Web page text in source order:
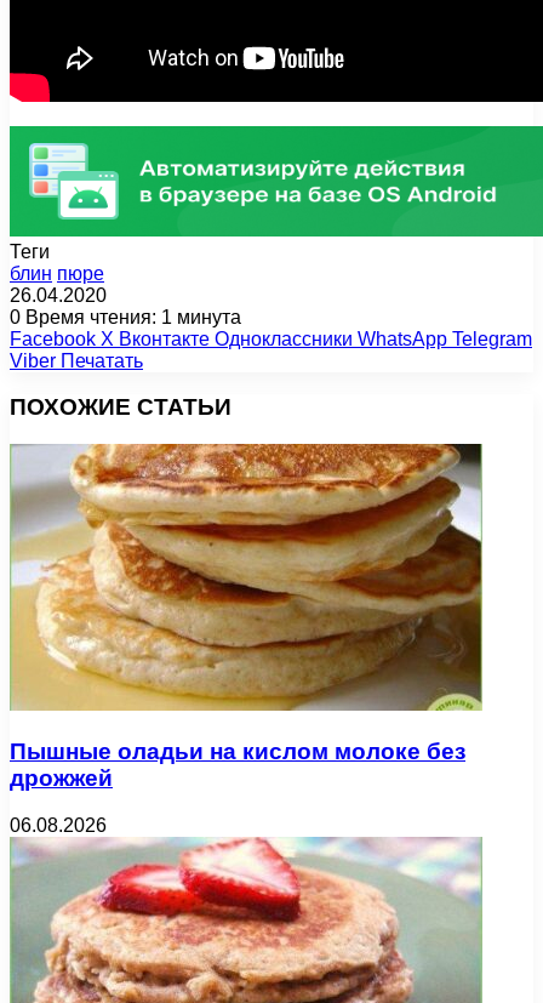
Теги
блин пюре
26.04.2020
0 Время чтения: 1 минута
Facebook X Вконтакте Одноклассники WhatsApp Telegram
Viber Печатать
ПОХОЖИЕ СТАТЬИ
Пышные оладьи на кислом молоке без
дрожжей
06.08.2026